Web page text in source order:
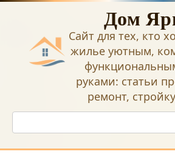
Перейти
Дом
Сайт для тех, кто
жилье уютным,
руками: статьи
ремонт,
Поиск: